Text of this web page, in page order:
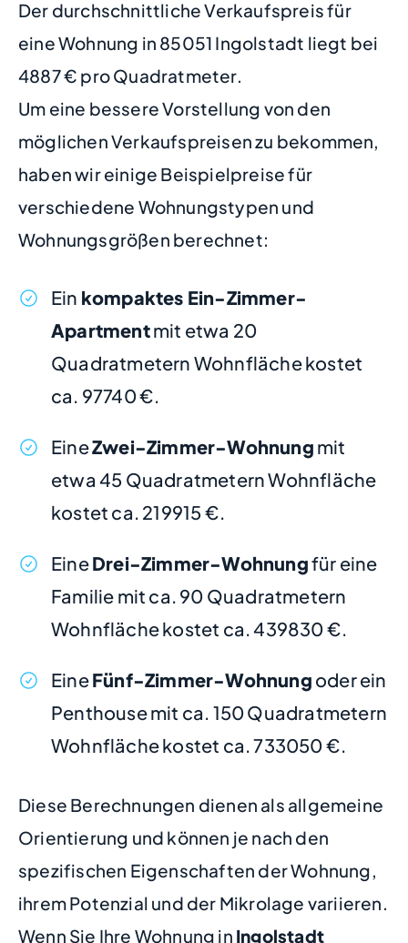
Der durchschnittliche Verkaufspreis für
eine Wohnung in 85051 Ingolstadt liegt bei
4887 € pro Quadratmeter.
Um eine bessere Vorstellung von den
möglichen Verkaufspreisen zu bekommen,
haben wir einige Beispielpreise für
verschiedene Wohnungstypen und
Wohnungsgrößen berechnet:
Ein kompaktes Ein-Zimmer-
Apartmentmit etwa 20
Quadratmetern Wohnfläche kostet
ca. 97740 €.
EineZwei-Zimmer-Wohnung mit
etwa 45 Quadratmetern Wohnfläche
kostet ca. 219915 €.
EineDrei-Zimmer-Wohnungfür eine
Familie mit ca. 90 Quadratmetern
Wohnfläche kostet ca. 439830 €.
EineFünf-Zimmer-Wohnung oder ein
Penthouse mit ca. 150 Quadratmetern
Wohnfläche kostet ca. 733050 €.
Diese Berechnungen dienen als allgemeine
Orientierung und können je nach den
spezifischen Eigenschaften der Wohnung,
ihrem Potenzial und der Mikrolage variieren.
Wenn Sie Ihre Wohnung in Ingolstadt